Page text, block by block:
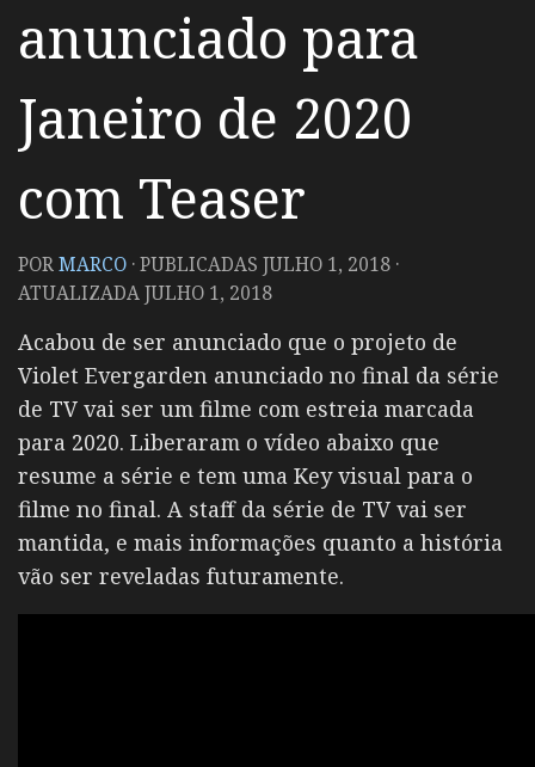
anunciado para
Janeiro de 2020
com Teaser
PORMARCO · PUBLICADAS JULHO 1, 2018 ·
ATUALIZADAJULHO 1, 2018
Acabou de ser anunciado que o projeto de
Violet Evergarden anunciado no final da série
de TV vai ser um filme com estreia marcada
para 2020. Liberaram o vídeo abaixo que
resume a série e tem uma Key visual para o
filme no final. A staff da série de TV vai ser
mantida, e mais informações quanto a história
vão ser reveladas futuramente.